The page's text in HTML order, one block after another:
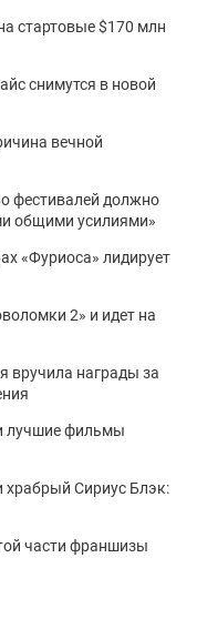
стартовые $170 млн
снимутся в новой
вечной
фестивалей должно
общими усилиями»
«Фуриоса» лидирует
2» и идет на
вручила награды за
лучшие фильмы
Сириус Блэк:
части франшизы